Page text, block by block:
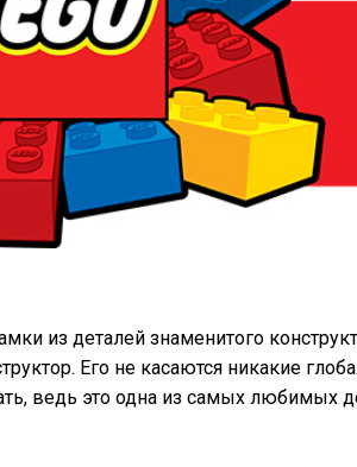
из деталей знаменитого
Его не касаются никакие
ведь это одна из самых любимых